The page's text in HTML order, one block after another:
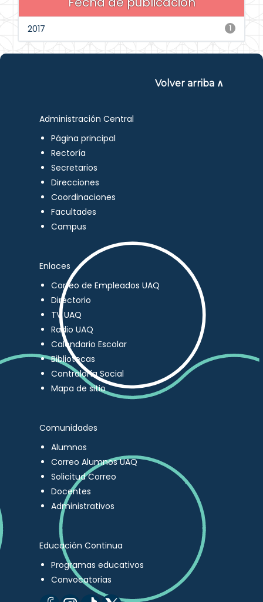
1
2017
Volver arriba ∧
Administración Central
Página principal
Rectoría
Secretarios
Direcciones
Coordinaciones
Facultades
Campus
Enlaces
Correo de Empleados UAQ
Directorio
TV UAQ
Radio UAQ
Calendario Escolar
Bibliotecas
Contraloría Social
Mapa de sitio
Comunidades
Alumnos
Correo Alumnos UAQ
Solicitud Correo
Docentes
Administrativos
Educación Continua
Programas educativos
Convocatorias